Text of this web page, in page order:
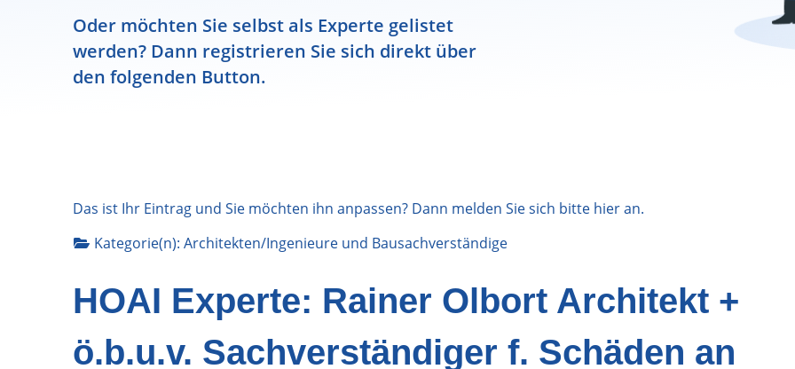
Oder möchten Sie selbst als Experte gelistet
werden? Dann registrieren Sie sich direkt über
den folgenden Button.
Das ist Ihr Eintrag und Sie möchten ihn anpassen? Dann melden Sie sich bitte hieran.
Kategorie(n): Architekten/Ingenieure und Bausachverständige
HOAI Experte: Rainer Olbort Architekt +
ö.b.u.v. Sachverständiger f. Schäden an